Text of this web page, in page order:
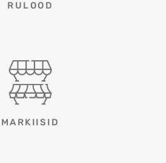
RULOOD
MARKIISID